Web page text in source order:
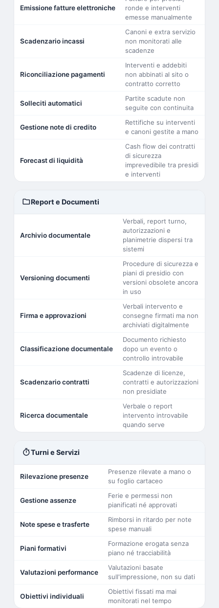
Emissione fatture elettroniche
ronde e interventi
emesse manualmente
Scadenzario incassi
Canoni e extra servizio
non monitorati alle
scadenze
Riconciliazione pagamenti
Interventi e addebiti
non abbinati al sito o
contratto corretto
Solleciti automatici
Partite scadute non
seguite con continuita
Gestione note di credito
Rettifiche su interventi
e canoni gestite a mano
Forecast di liquidità
Cash flow dei contratti
di sicurezza
imprevedibile tra presidi
e interventi
folderReport e Documenti
Archivio documentale
Verbali, report turno,
autorizzazioni e
planimetrie dispersi tra
sistemi
Versioning documenti
Procedure di sicurezza e
piani di presidio con
versioni obsolete ancora
in uso
Firma e approvazioni
Verbali intervento e
consegne firmati ma non
archiviati digitalmente
Classificazione documentale
Documento richiesto
dopo un evento o
controllo introvabile
Scadenzario contratti
Scadenze di licenze,
contratti e autorizzazioni
non presidiate
Ricerca documentale
Verbale o report
intervento introvabile
quando serve
timerTurni e Servizi
Rilevazione presenze
Presenze rilevate a mano o
su foglio cartaceo
Gestione assenze
Ferie e permessi non
pianificati né approvati
Note spese e trasferte
Rimborsi in ritardo per note
spese manuali
Piani formativi
Formazione erogata senza
piano né tracciabilità
Valutazioni performance
Valutazioni basate
sull'impressione, non su dati
Obiettivi individuali
Obiettivi fissati ma mai
monitorati nel tempo